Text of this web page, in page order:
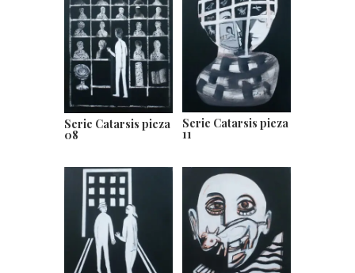
Serie Catarsis pieza
08
Serie Catarsis pieza
11